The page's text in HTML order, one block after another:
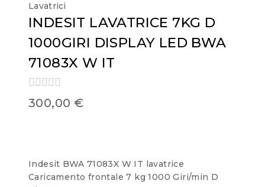
Lavatrici
INDESIT LAVATRICE 7KG D
1000GIRI DISPLAY LED BWA
71083X W IT
0
out
300,00 €
Indesit BWA 71083X W IT lavatrice
Caricamento frontale 7 kg 1000 Giri/min D